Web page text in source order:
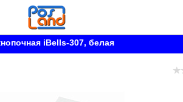
iBells-307, белая